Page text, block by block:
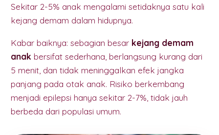
Sekitar 2-5% anak mengalami setidaknya satu kali
kejang demam dalam hidupnya.
Kabar baiknya: sebagian besar kejang demam
anak bersifat sederhana, berlangsung kurang dari
5 menit, dan tidak meninggalkan efek jangka
panjang pada otak anak. Risiko berkembang
menjadi epilepsi hanya sekitar 2-7%, tidak jauh
berbeda dari populasi umum.